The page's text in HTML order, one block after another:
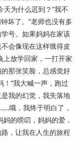
天为什么迟到？”我不
坏了。”老师也没有多
号。如果妈妈在家该
会像现在这样饿得皮
放学回家，一打开家
那张笑脸，总感觉好
！”我大喊一声，跑过
我的幻觉，我失落地
哦，我终于明白了，
的唠叨，妈妈的爱，
，让我在人生的旅程